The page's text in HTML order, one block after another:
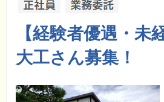
【経験者優遇・未
大工さん募集！